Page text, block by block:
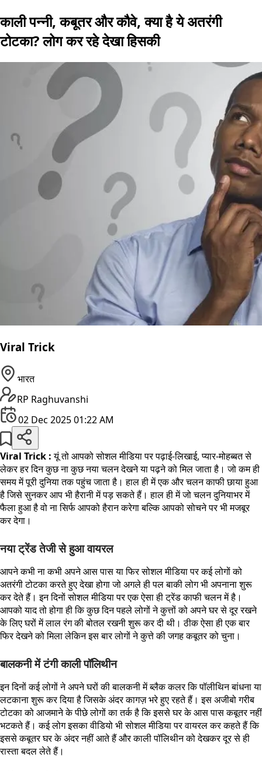
काली पन्नी, कबूतर और कौवे, क्या है ये अतरंगी
टोटका? लोग कर रहे देखा हिसकी
Viral Trick
भारत
RP Raghuvanshi
02 Dec 2025 01:22 AM
Viral Trick :यूं तो आपको सोशल मीडिया पर पढ़ाई-लिखाई, प्यार-मोहब्बत से
लेकर हर दिन कुछ ना कुछ नया चलन देखने या पढ़ने को मिल जाता है। जो कम ही
समय में पूरी दुनिया तक पहुंच जाता है। हाल ही में एक और चलन काफी छाया हुआ
है जिसे सुनकर आप भी हैरानी में पड़ सकते हैं। हाल ही में जो चलन दुनियाभर में
फैला हुआ है वो ना सिर्फ आपको हैरान करेगा बल्कि आपको सोचने पर भी मजबूर
कर देगा।
नया ट्रेंड तेजी से हुआ वायरल
आपने कभी ना कभी अपने आस पास या फिर सोशल मीडिया पर कई लोगों को
अतरंगी टोटका करते हुए देखा होगा जो अगले ही पल बाकी लोग भी अपनाना शुरू
कर देते हैं। इन दिनों सोशल मीडिया पर एक ऐसा ही ट्रेंड काफी चलन में है।
आपको याद तो होगा ही कि कुछ दिन पहले लोगों ने कुत्तों को अपने घर से दूर रखने
के लिए घरों में लाल रंग की बोतल रखनी शुरू कर दी थी। ठीक ऐसा ही एक बार
फिर देखने को मिला लेकिन इस बार लोगों ने कुत्ते की जगह कबूतर को चुना।
बालकनी में टंगी काली पॉलिथीन
इन दिनों कई लोगों ने अपने घरों की बालकनी में ब्लैक कलर कि पॉलीथिन बांधना या
लटकाना शुरू कर दिया है जिसके अंदर कागज़ भरे हुए रहते हैं। इस अजीबो गरीब
टोटका को आजमाने के पीछे लोगों का तर्क है कि इससे घर के आस पास कबूतर नहीं
भटकते हैं। कई लोग इसका वीडियो भी सोशल मीडिया पर वायरल कर कहते हैं कि
इससे कबूतर घर के अंदर नहीं आते हैं और काली पॉलिथीन को देखकर दूर से ही
रास्ता बदल लेते हैं।